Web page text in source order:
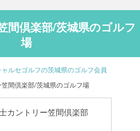
間倶楽部/茨城県のゴルフ
場
ルセゴルフの茨城県のゴルフ会員
間倶楽部/茨城県のゴルフ場
カントリー笠間倶楽部